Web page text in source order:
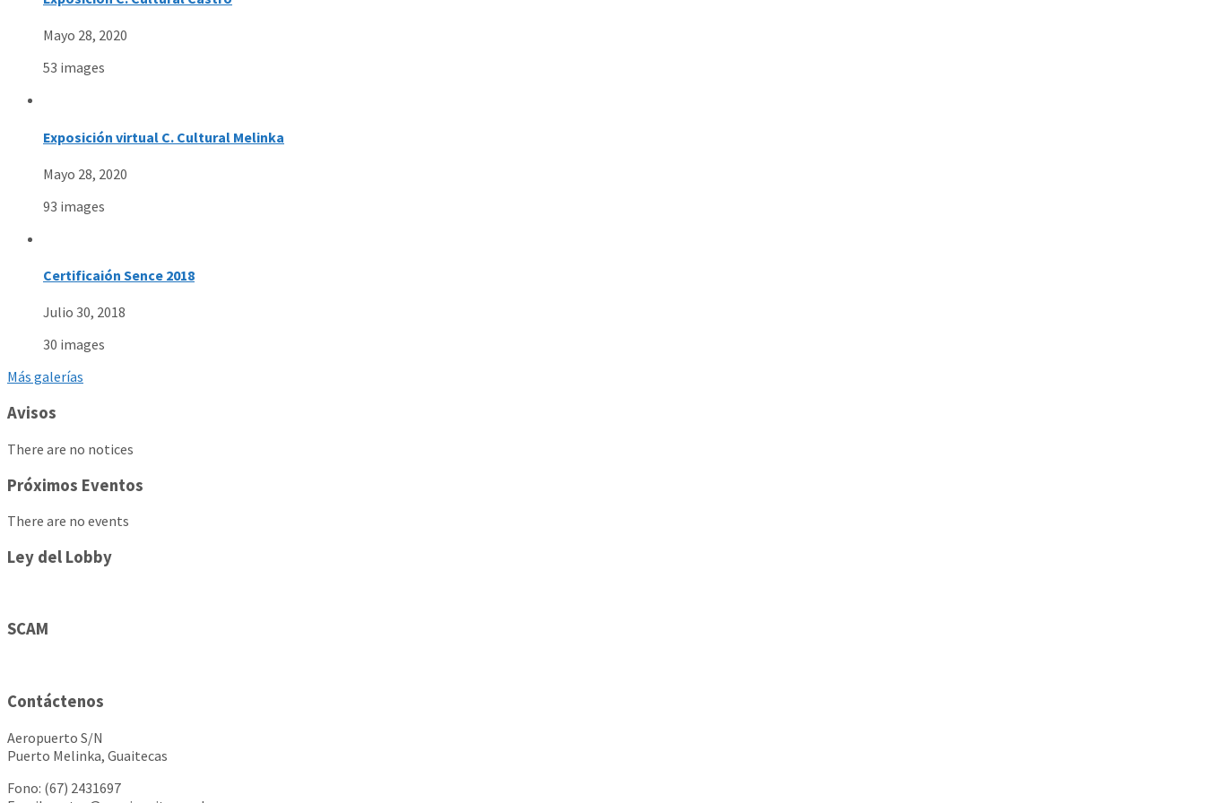
Mayo 28, 2020
53 images
Exposición virtual C. Cultural Melinka
Mayo 28, 2020
93 images
Certificaión Sence 2018
Julio 30, 2018
30 images
Más galerías
Avisos
There are no notices
Próximos Eventos
There are no events
Ley del Lobby
SCAM
Contáctenos
Aeropuerto S/N
Puerto Melinka, Guaitecas
Fono: (67) 2431697